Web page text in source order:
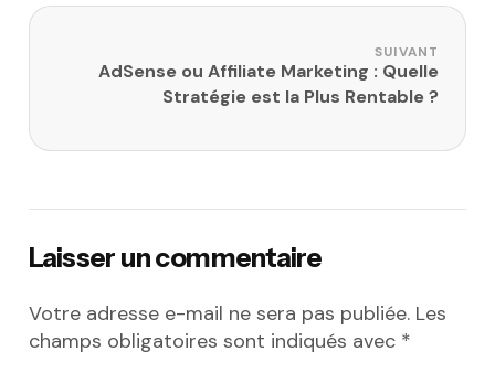
SUIVANT
AdSense ou Affiliate Marketing : Quelle
Stratégie est la Plus Rentable ?
Laisser un commentaire
Votre adresse e-mail ne sera pas publiée. Les
champs obligatoires sont indiqués avec *